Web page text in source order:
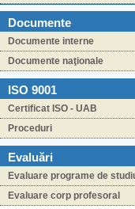
Documente
Documente interne
Documente naţionale
ISO 9001
Certificat ISO - UAB
Proceduri
Evaluări
Evaluare programe de
Evaluare corp profesoral